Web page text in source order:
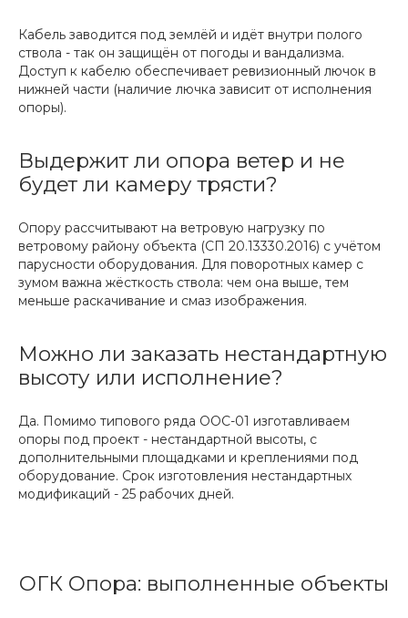
Кабель заводится под землёй и идёт внутри полого
ствола - так он защищён от погоды и вандализма.
Доступ к кабелю обеспечивает ревизионный лючок в
нижней части (наличие лючка зависит от исполнения
опоры).
Выдержит ли опора ветер и не
будет ли камеру трясти?
Опору рассчитывают на ветровую нагрузку по
ветровому району объекта (СП 20.13330.2016) с учётом
парусности оборудования. Для поворотных камер с
зумом важна жёсткость ствола: чем она выше, тем
меньше раскачивание и смаз изображения.
Можно ли заказать нестандартную
высоту или исполнение?
Да. Помимо типового ряда ООС-01 изготавливаем
опоры под проект - нестандартной высоты, с
дополнительными площадками и креплениями под
оборудование. Срок изготовления нестандартных
модификаций - 25 рабочих дней.
ОГК Опора: выполненные объекты